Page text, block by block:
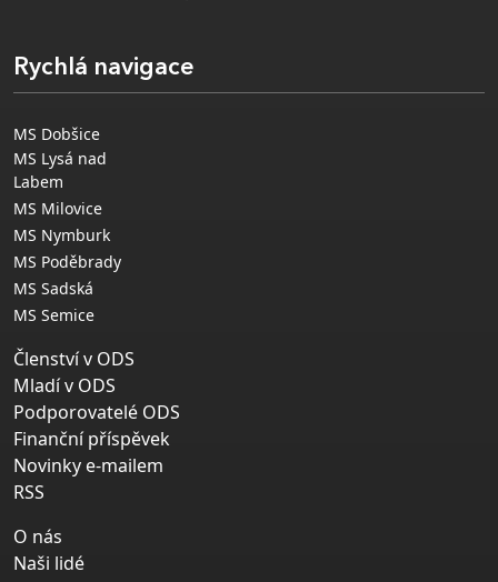
Rychlá navigace
MS Dobšice
MS Lysá nad
Labem
MS Milovice
MS Nymburk
MS Poděbrady
MS Sadská
MS Semice
Členství v ODS
Mladí v ODS
Podporovatelé ODS
Finanční příspěvek
Novinky e-mailem
RSS
O nás
Naši lidé